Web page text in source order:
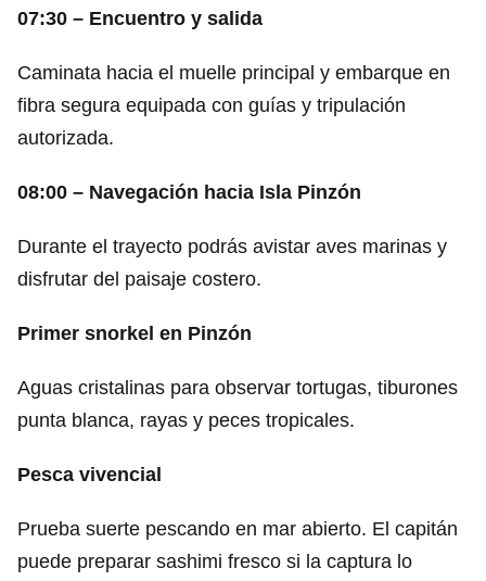
07:30 – Encuentro y salida
Caminata hacia el muelle principal y embarque en
fibra segura equipada con guías y tripulación
autorizada.
08:00 – Navegación hacia Isla Pinzón
Durante el trayecto podrás avistar aves marinas y
disfrutar del paisaje costero.
Primer snorkel en Pinzón
Aguas cristalinas para observar tortugas, tiburones
punta blanca, rayas y peces tropicales.
Pesca vivencial
Prueba suerte pescando en mar abierto. El capitán
puede preparar sashimi fresco si la captura lo